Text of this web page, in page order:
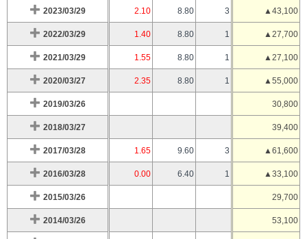
2023/03/29 2.10 8.80 3 ▲43,100
2022/03/29 1.40 8.80 1 ▲27,700
2021/03/29 1.55 8.80 1 ▲27,100
2020/03/27 2.35 8.80 1 ▲55,000
2019/03/26 30,800
2018/03/27 39,400
2017/03/28 1.65 9.60 3 ▲61,600
2016/03/28 0.00 6.40 1 ▲33,100
2015/03/26 29,700
2014/03/26 53,100